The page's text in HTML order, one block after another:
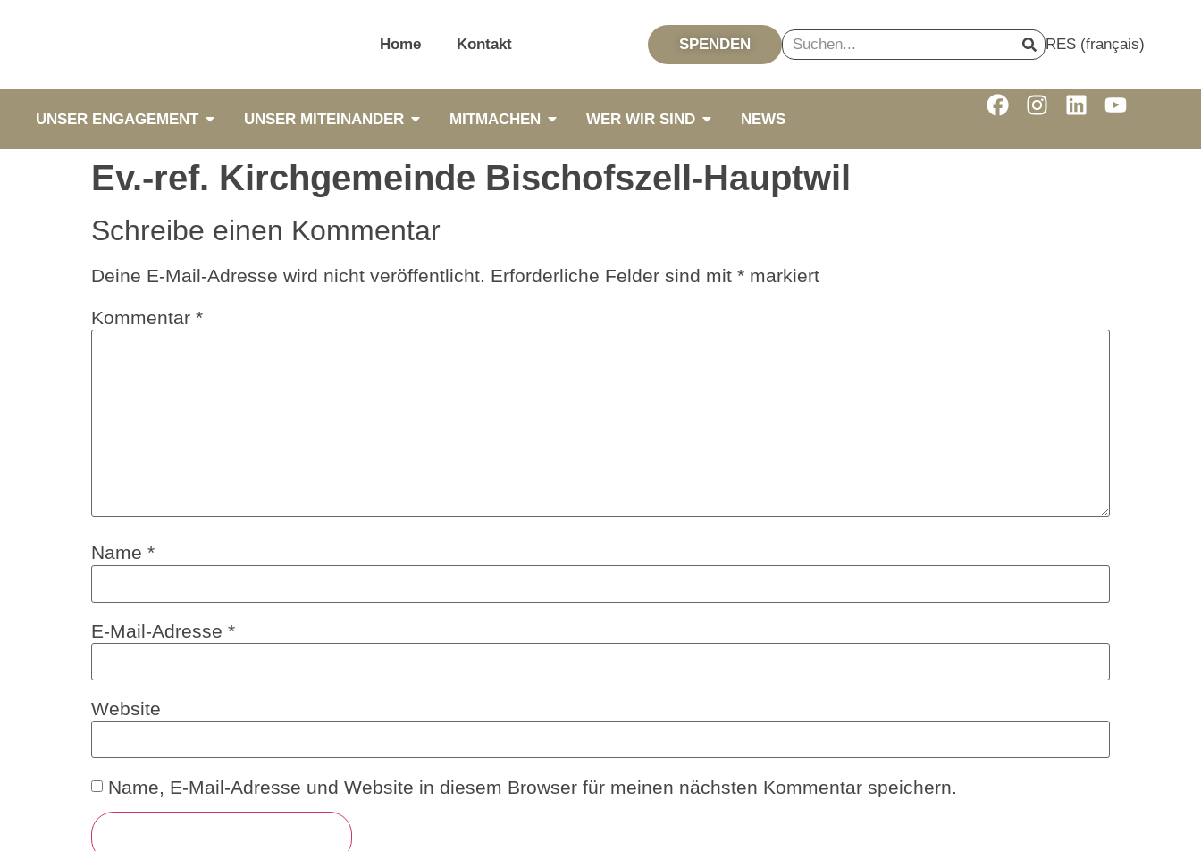
Home Kontakt SPENDEN RES (français)
UNSER ENGAGEMENT UNSER MITEINANDER MITMACHEN WER WIR SIND NEWS
Ev.-ref. Kirchgemeinde Bischofszell-Hauptwil
Schreibe einen Kommentar
Deine E-Mail-Adresse wird nicht veröffentlicht. Erforderliche Felder sind mit * markiert
Kommentar *
Name *
E-Mail-Adresse *
Website
Name, E-Mail-Adresse und Website in diesem Browser für meinen nächsten Kommentar speichern.